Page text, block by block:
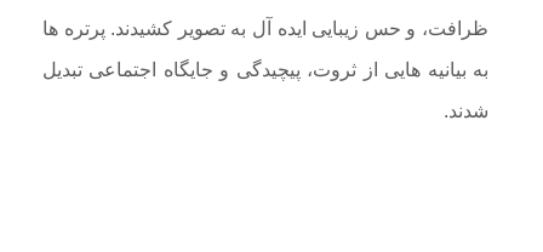
ظرافت، و حس زیبایی ایده آل به تصویر کشیدند. پرتره ها
به بیانیه هایی از ثروت، پیچیدگی و جایگاه اجتماعی تبدیل
شدند.